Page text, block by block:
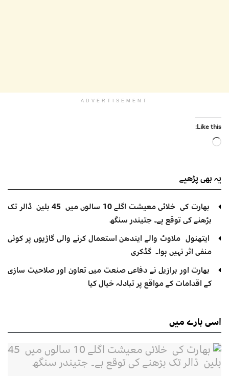
ADVERTISEMENT
Like this:
Loading…
یہ بھیپڑھیے
بھارت کی خلائی معیشت اگلے 10 سالوں میں 45 بلین ڈالر تک
بڑھنے کی توقع ہے۔ جتیندر سنگھ
ایتھنول ملاوٹ والے ایندھن استعمال کرنے والی گاڑیوں پر کوئی
منفی اثر نہیں ہوا۔ گڈکری
بھارت اور برازیل نے دفاعی صنعت میں تعاون اور صلاحیت سازی
کے اقدامات کے مواقع پر تبادلہ خیال کیا
اسیبارے میں